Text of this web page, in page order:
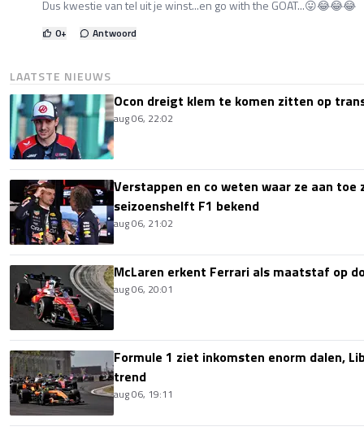
Dus kwestie van tel uit je winst...en go with the GOAT...😛😂😂😂
0+ Antwoord
LAATSTE NIEUWS
Ocon dreigt klem te komen zitten op
aug 06, 22:02
Verstappen en co weten waar ze aan
seizoenshelft F1 bekend
aug 06, 21:02
McLaren erkent Ferrari als maatstaf op
aug 06, 20:01
Formule 1 ziet inkomsten enorm dalen,
trend
aug 06, 19:11